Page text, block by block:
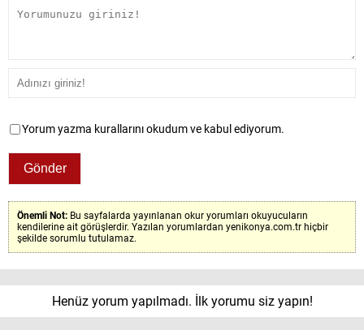
Yorum yazma kurallarını okudum ve kabul ediyorum.
Önemli Not: Bu sayfalarda yayınlanan okur yorumları okuyucuların
kendilerine ait görüşlerdir. Yazılan yorumlardan yenikonya.com.tr hiçbir
şekilde sorumlu tutulamaz.
Henüz yorum yapılmadı. İlk yorumu siz yapın!